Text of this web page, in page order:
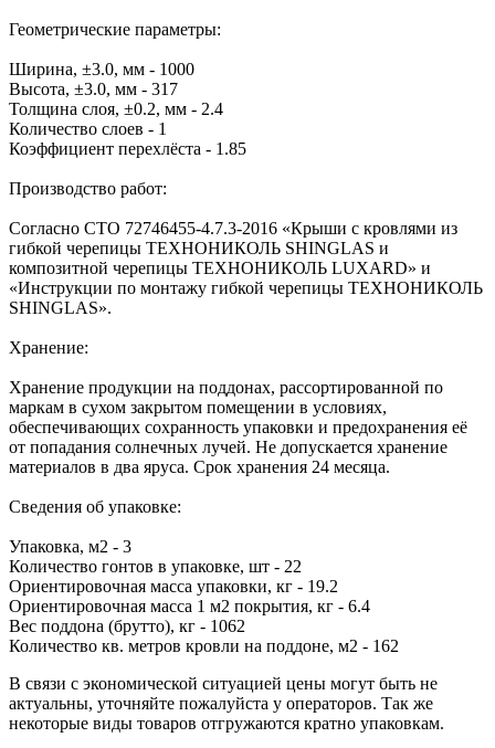
Геометрические параметры:
Ширина, ±3.0, мм - 1000
Высота, ±3.0, мм - 317
Толщина слоя, ±0.2, мм - 2.4
Количество слоев - 1
Коэффициент перехлёста - 1.85
Производство работ:
Согласно СТО 72746455-4.7.3-2016 «Крыши с кровлями из
гибкой черепицы ТЕХНОНИКОЛЬ SHINGLAS и
композитной черепицы ТЕХНОНИКОЛЬ LUXARD» и
«Инструкции по монтажу гибкой черепицы ТЕХНОНИКОЛЬ
SHINGLAS».
Хранение:
Хранение продукции на поддонах, рассортированной по
маркам в сухом закрытом помещении в условиях,
обеспечивающих сохранность упаковки и предохранения её
от попадания солнечных лучей. Не допускается хранение
материалов в два яруса. Срок хранения 24 месяца.
Сведения об упаковке:
Упаковка, м2 - 3
Количество гонтов в упаковке, шт - 22
Ориентировочная масса упаковки, кг - 19.2
Ориентировочная масса 1 м2 покрытия, кг - 6.4
Вес поддона (брутто), кг - 1062
Количество кв. метров кровли на поддоне, м2 - 162
В связи с экономической ситуацией цены могут быть не
актуальны, уточняйте пожалуйста у операторов. Так же
некоторые виды товаров отгружаются кратно упаковкам.